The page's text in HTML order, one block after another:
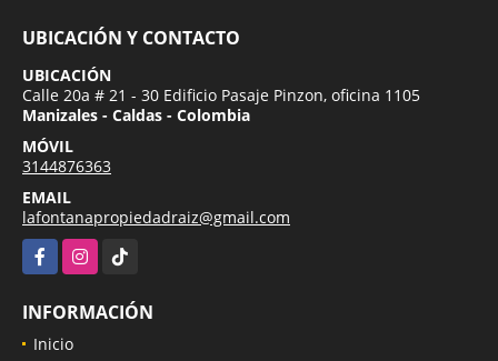
UBICACIÓN Y CONTACTO
UBICACIÓN
Calle 20a # 21 - 30 Edificio Pasaje Pinzon, oficina 1105
Manizales - Caldas - Colombia
MÓVIL
3144876363
EMAIL
lafontanapropiedadraiz@gmail.com
FacebookInstagramTikTok
INFORMACIÓN
Inicio